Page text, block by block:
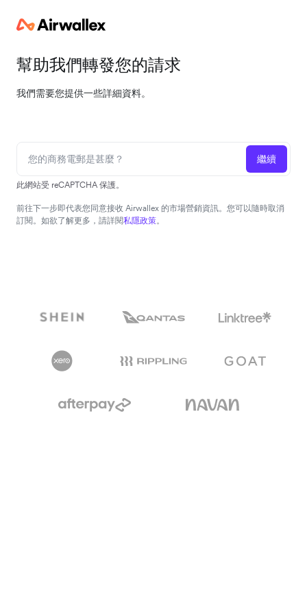
幫助我們轉發您的請求
我們需要您提供一些詳細資料。
繼續
此網站受 reCAPTCHA 保護。
前往下一步即代表您同意接收 Airwallex 的市場營銷資訊。您可以隨時取消
訂閱。如欲了解更多，請詳閱私隱政策。